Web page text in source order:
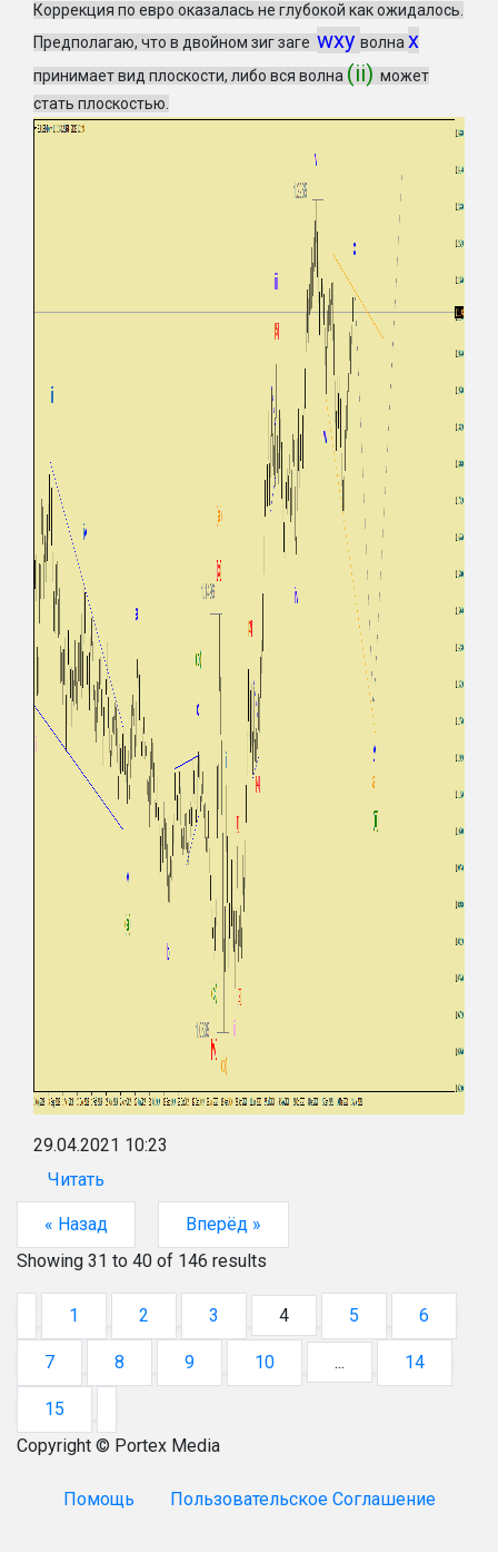
Коррекция по евро оказалась не глубокой как ожидалось.
Предполагаю, что в двойном зиг заге wxy волнаx
принимает вид плоскости, либо вся волна (ii) может
стать плоскостью.
29.04.2021 10:23
Читать
« Назад
Вперёд »
Showing 31 to 40 of 146 results
1 2 3 4 5 6
7 8 9 10 ... 14
15
Copyright © Portex Media
Помощь Пользовательское Соглашение